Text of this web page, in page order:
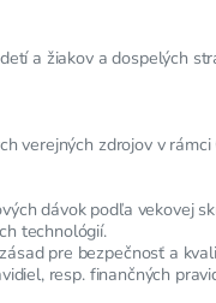
a žiakov a dospelých
verejných zdrojov v
dávok podľa vekovej
technológií.
pre bezpečnosť a
resp. finančných